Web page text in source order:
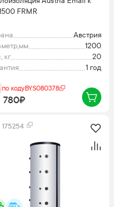
FRMR
Австрия
1200
кг
20
1 год
по кодуBYS080378
780₽
175254